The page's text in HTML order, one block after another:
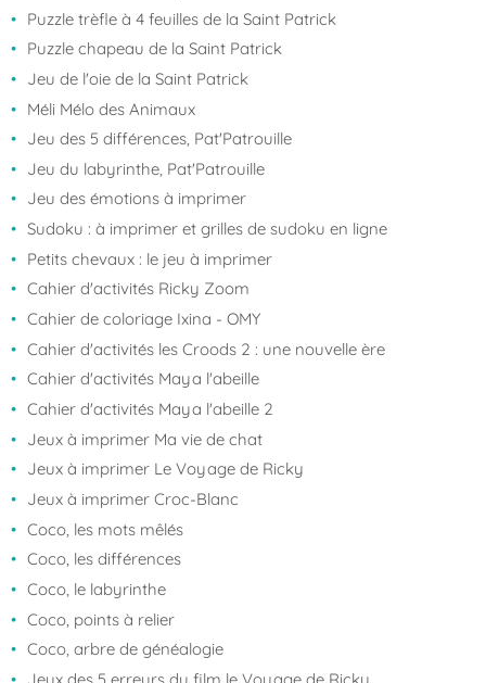
Puzzle trèfle à 4 feuilles de la Saint Patrick
Puzzle chapeau de la Saint Patrick
Jeu de l'oie de la Saint Patrick
Méli Mélo des Animaux
Jeu des 5 différences, Pat'Patrouille
Jeu du labyrinthe, Pat'Patrouille
Jeu des émotions à imprimer
Sudoku : à imprimer et grilles de sudoku en ligne
Petits chevaux : le jeu à imprimer
Cahier d'activités Ricky Zoom
Cahier de coloriage Ixina - OMY
Cahier d'activités les Croods 2 : une nouvelle ère
Cahier d'activités Maya l'abeille
Cahier d'activités Maya l'abeille 2
Jeux à imprimer Ma vie de chat
Jeux à imprimer Le Voyage de Ricky
Jeux à imprimer Croc-Blanc
Coco, les mots mêlés
Coco, les différences
Coco, le labyrinthe
Coco, points à relier
Coco, arbre de généalogie